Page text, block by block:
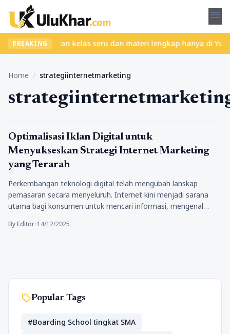
menu
BREAKING
Temukan kelas seru dan materi lengkap hanya di
Home / strategiinternetmarketing
Bisnis
Optimalisasi Iklan Digital untuk
Menyukseskan Strategi Internet Marketing
yang Terarah
Perkembangan teknologi digital telah mengubah lanskap
pemasaran secara menyeluruh. Internet kini menjadi sarana
utama bagi konsumen untuk mencari informasi, mengenal…
By Editor•14/12/2025
sellPopular Tags
#Boarding School tingkat SMA